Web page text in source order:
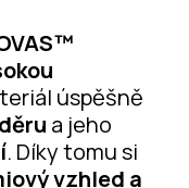
úspěšně
a jeho
. Díky tomu si
vzhled a